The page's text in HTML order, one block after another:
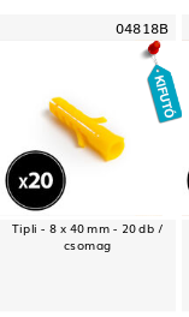
04818B
Tipli - 8 x 40 mm - 20 db /
csomag